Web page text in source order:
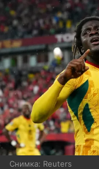
Снимка: Reuters